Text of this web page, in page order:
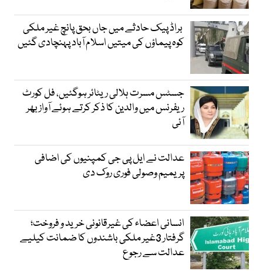
براڈ پیک حادثے میں جاں بحق پانچ غیر ملکی
کوہ پیماؤں کی میتیں اسلام آباد پہنچادی گئیں
جسٹس مسرت ہلالی ریٹائر ہوگئیں، فل کورٹ
ریفرنس میں والدین کا ذکر کرتے ہوئے آواز بھر
آئی
عدالت نے ایل پی جی کمپنیوں کی اضافی
پریمیم وصولی فوری روک دی
انسانی اعضاء کی غیرقانونی خرید و فروخت؛
گرفتار 3غیر ملکی باشندوں کا ضمانت کیلیے
عدالت سے رجوع